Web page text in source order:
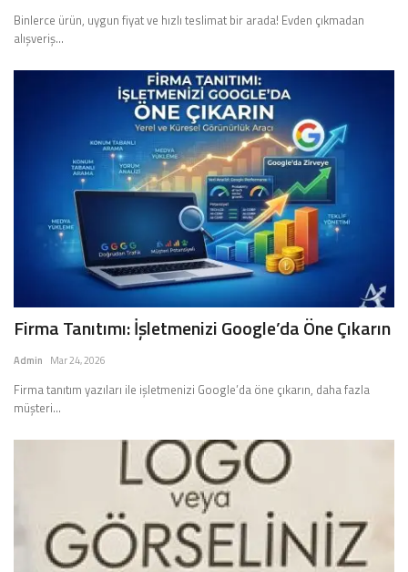
Binlerce ürün, uygun fiyat ve hızlı teslimat bir arada! Evden çıkmadan
alışveriş...
Firma Tanıtımı: İşletmenizi Google’da Öne Çıkarın
Admin Mar 24, 2026
Firma tanıtım yazıları ile işletmenizi Google’da öne çıkarın, daha fazla
müşteri...